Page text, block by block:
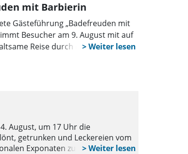
mit Barbierin
Gästeführung „Badefreuden mit
Besucher am 9. August mit auf
Reise durch die Geschichte
August, um 17 Uhr die
getrunken und Leckereien vom
Exponaten zu besuchen, von